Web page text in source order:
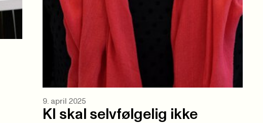
9. april 2025
KI skal selvfølgelig ikke